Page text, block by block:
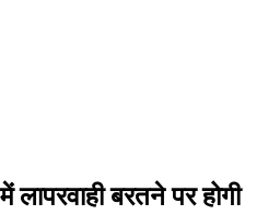
लापरवाही बरतने पर होगी